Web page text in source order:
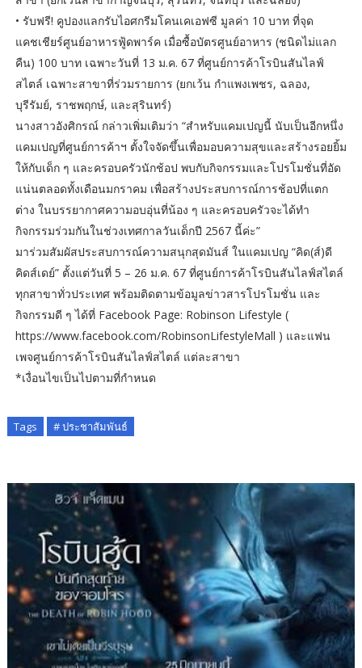
• รับฟรี! คูปองแลกรับไอศกรีมโคนเคเอฟซี มูลค่า 10 บาท ที่จุด
แคชเชียร์ศูนย์อาหารฟู้ดพาร์ค เมื่อซื้อบัตรศูนย์อาหาร (ชนิดไม่แลก
คืน) 100 บาท เฉพาะวันที่ 13 ม.ค. 67 ที่ศูนย์การค้าโรบินสันไลฟ์
สไตล์ เฉพาะสาขาที่ร่วมรายการ (ยกเว้น กำแพงเพชร, ฉลอง,
บุรีรัมย์, ราชพฤกษ์, และสุรินทร์)
นางสาวอังศิกรณ์ กล่าวเพิ่มเติมว่า “สำหรับแคมเปญนี้ นับเป็นอีกหนึ่ง
แคมเปญที่ศูนย์การค้าฯ ตั้งใจจัดขึ้นเพื่อมอบความสุขและสร้างรอยยิ้ม
ให้กับเด็ก ๆ และครอบครัวนักช้อป พบกับกิจกรรมและโปรโมชั่นที่อัด
แน่นตลอดทั้งเดือนมกราคม เพื่อสร้างประสบการณ์การช้อปที่แตก
ต่าง ในบรรยากาศความอบอุ่นที่น้อง ๆ และครอบครัวจะได้ทำ
กิจกรรมร่วมกันในช่วงเทศกาลวันเด็กปี 2567 นี้ค่ะ”
​มาร่วมสัมผัสประสบการณ์ความสนุกสุดมันส์ ในแคมเปญ “คิด(ส์)ดี
คิดส์เดย์” ตั้งแต่วันที่ 5 – 26 ม.ค. 67 ที่ศูนย์การค้าโรบินสันไลฟ์สไตล์
ทุกสาขาทั่วประเทศ พร้อมติดตามข้อมูลข่าวสารโปรโมชั่น และ
กิจกรรมดี ๆ ได้ที่ Facebook Page: Robinson Lifestyle (
https://www.facebook.com/RobinsonLifestyleMall ) และแฟน
เพจศูนย์การค้าโรบินสันไลฟ์สไตล์ แต่ละสาขา
*เงื่อนไขเป็นไปตามที่กำหนด
Tags # ประชาสัมพันธ์